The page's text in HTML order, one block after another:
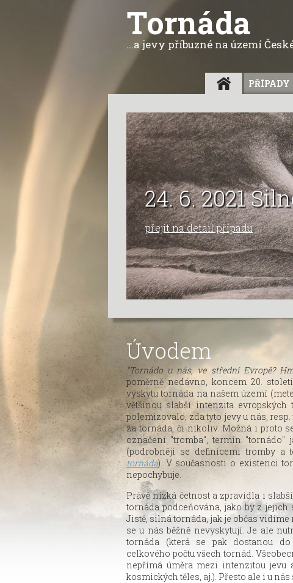
Tornáda
...a jevy příbuzné na území
ÚVOD PŘÍPADY
24. 6. 2021
přejít na detail případu
Úvodem
"Tornádo u nás, ve střední Evropě?
poměrně nedávno, koncem 20.
výskytu tornáda na našem území
většinou slabší intenzita
polemizovalo, zda tyto jevy u nás,
za tornáda, či nikoliv. Možná i proto
označení "tromba", termín
(podrobněji se definicemi tromby a
tornáda). V současnosti o existenci
nepochybuje.
Právě nízká četnost a zpravidla i
tornáda podceňována, jako by z
Jistě, silná tornáda, jak je občas
se u nás běžně nevyskytují. Je ale
tornáda (která se pak dostanou
celkového počtu všech tornád.
nepřímá úměra mezi intenzitou jevu
kosmických těles, aj.). Přesto ale i u